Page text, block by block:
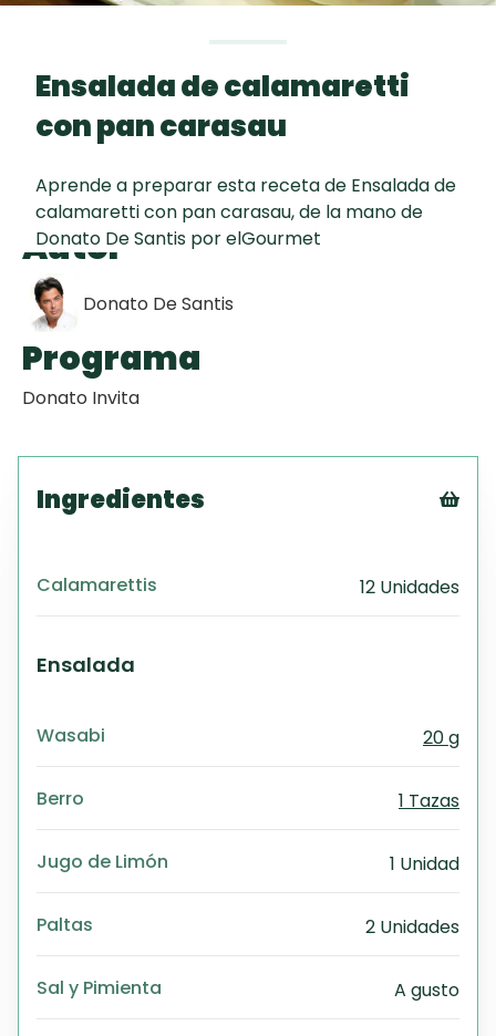
Chispas de
Chocolate
Cake
Key Lime Pie
recetas
Ensalada de calamaretti
con pan carasau
Aprende a preparar esta receta de Ensalada de
calamaretti con pan carasau, de la mano de
Donato De Santis por elGourmet
Autor
Donato De Santis
Programa
Donato Invita
Ingredientes
Calamarettis 12 Unidades
Ensalada
Wasabi 20 g
Berro 1 Tazas
Jugo de Limón 1 Unidad
Paltas 2 Unidades
Sal y Pimienta A gusto